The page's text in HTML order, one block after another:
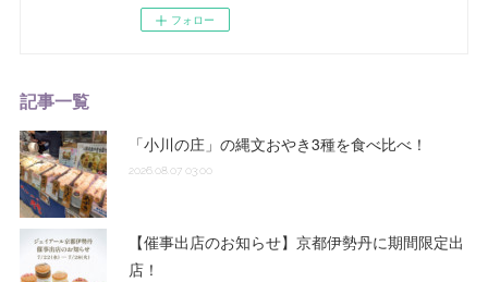
フォロー
記事一覧
「小川の庄」の縄文おやき3種を食べ比べ！
2026.08.07 03:00
【催事出店のお知らせ】京都伊勢丹に期間限定出
店！